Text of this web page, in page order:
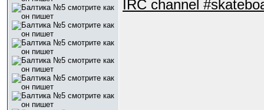
IRC channel